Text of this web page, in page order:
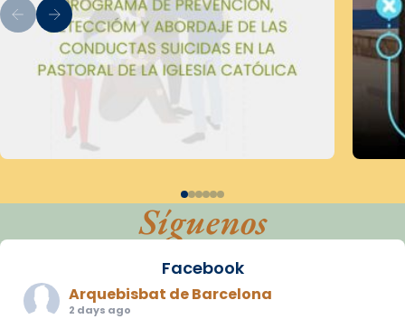
Síguenos
Facebook
Arquebisbat de Barcelona
2 days ago